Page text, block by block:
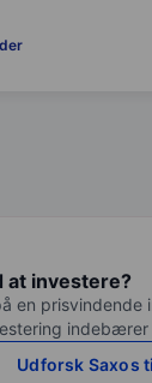
at investere?
en
indebærer
Udforsk Saxos